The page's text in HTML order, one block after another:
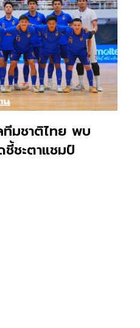
มชาติไทย พบ
ชะตาแชมป์